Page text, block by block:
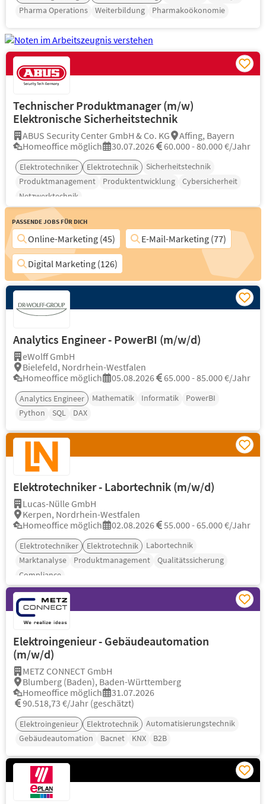
Pharma Operations
Weiterbildung Pharmakoökonomie
Technischer Produktmanager (m/w)
Elektronische Sicherheitstechnik
ABUS Security Center GmbH & Co. KG
Affing, Bayern
Homeoffice möglich
30.07.2026 60.000 - 80.000 €/Jahr
Elektrotechniker Elektrotechnik
Sicherheitstechnik
Produktmanagement
Produktentwicklung
Cybersicherheit
Netzwerktechnik
Passende Jobs für Dich
Online-Marketing (45)
E-Mail-Marketing (77)
Digital Marketing (126)
Analytics Engineer - PowerBI (m/w/d)
eWolff GmbH
Bielefeld, Nordrhein-Westfalen
Homeoffice möglich
05.08.2026 65.000 - 85.000 €/Jahr
Analytics Engineer Mathematik Informatik
PowerBI
Python
SQL DAX
Elektrotechniker - Labortechnik (m/w/d)
Lucas-Nülle GmbH
Kerpen, Nordrhein-Westfalen
Homeoffice möglich
02.08.2026 55.000 - 65.000 €/Jahr
Elektrotechniker Elektrotechnik
Labortechnik
Marktanalyse
Produktmanagement
Qualitätssicherung
Compliance
Elektroingenieur - Gebäudeautomation
(m/w/d)
METZ CONNECT GmbH
Blumberg (Baden), Baden-Württemberg
Homeoffice möglich
31.07.2026
90.518,73 €/Jahr (geschätzt)
Elektroingenieur Elektrotechnik
Automatisierungstechnik
Gebäudeautomation
Bacnet KNX B2B